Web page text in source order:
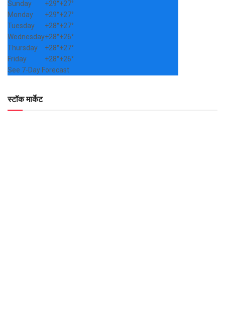
Sunday
+29°+27°
Monday
+29°+27°
Tuesday
+28°+27°
Wednesday+28°+26°
Thursday
+28°+27°
Friday
+28°+26°
See 7-Day Forecast
स्टॉक मार्केट